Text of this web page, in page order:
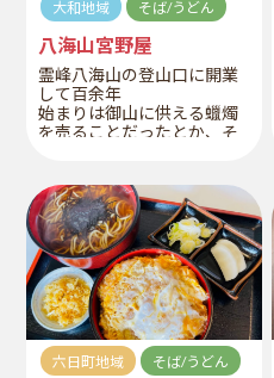
大和地域 そば/うどん
八海山宮野屋
霊峰八海山の登山口に開業
して百余年
始まりは御山に供える蠟燭
を売ることだったとか、そ
蕎麦を打つことを家業とし
ています。ミシュランに認
められた至高の食体験をす
ることが可能。
六日町地域 そば/うどん